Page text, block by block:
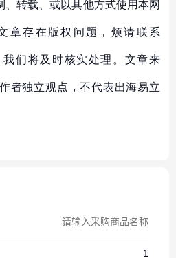
转载、或以其他方式使用本网
章存在版权问题，烦请联系
我们将及时核实处理。文章来
者独立观点，不代表出海易立